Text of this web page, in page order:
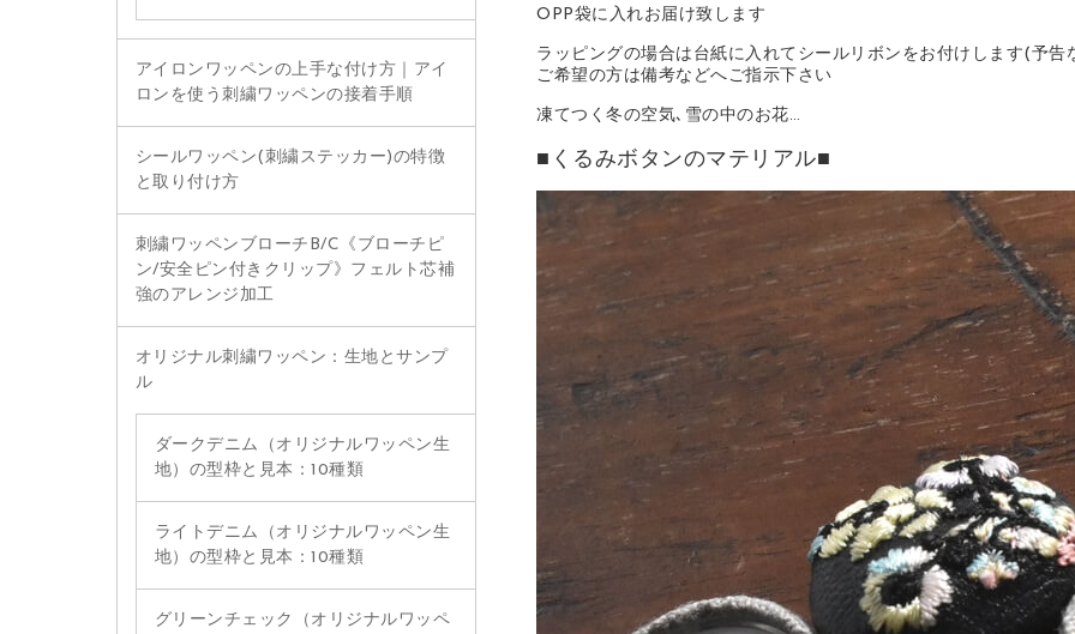
OPP袋に入れお届け致します
ラッピングの場合は台紙に入れてシールリボンをお付けします(予告
ご希望の方は備考などへご指示下さい
凍てつく冬の空気､雪の中のお花…
■くるみボタンのマテリアル■
アイロンワッペンの上手な付け方｜アイ
ロンを使う刺繍ワッペンの接着手順
シールワッペン(刺繍ステッカー)の特徴
と取り付け方
刺繍ワッペンブローチB/C《ブローチピ
ン/安全ピン付きクリップ》フェルト芯補
強のアレンジ加工
オリジナル刺繍ワッペン：生地とサンプ
ル
ダークデニム（オリジナルワッペン生
地）の型枠と見本：10種類
ライトデニム（オリジナルワッペン生
地）の型枠と見本：10種類
グリーンチェック（オリジナルワッペ